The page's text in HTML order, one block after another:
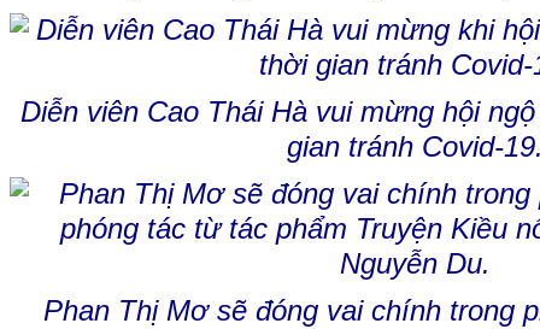
Diễn viên Cao Thái Hà vui mừng hội
gian tránh Covid-
Phan Thị Mơ sẽ đóng vai chính trong